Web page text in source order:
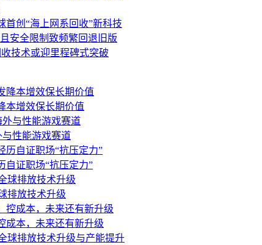
首创“海上网系回收”新科技
安全限制致频繁回退旧版
技术或迎里程碑式突破
本增效保长期价值
与性能游戏赛道
自证职场“抗压定力”
排放技术升级
成本，未来还有新升级